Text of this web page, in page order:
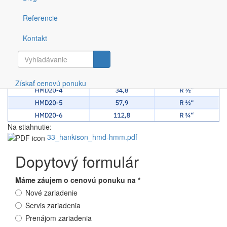
Referencie
Kontakt
Získať cenovú ponuku
Technické parametre:
Na stiahnutie:
33_hankison_hmd-hmm.pdf
Dopytový formulár
Máme záujem o cenovú ponuku na *
Nové zariadenie
Servis zariadenia
Prenájom zariadenia